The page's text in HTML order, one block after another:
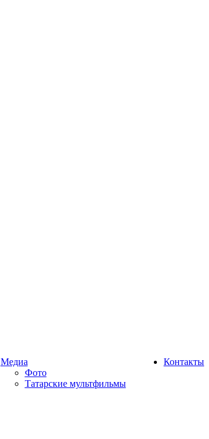
Медиа
Фото
Татарские мультфильмы
Контакты